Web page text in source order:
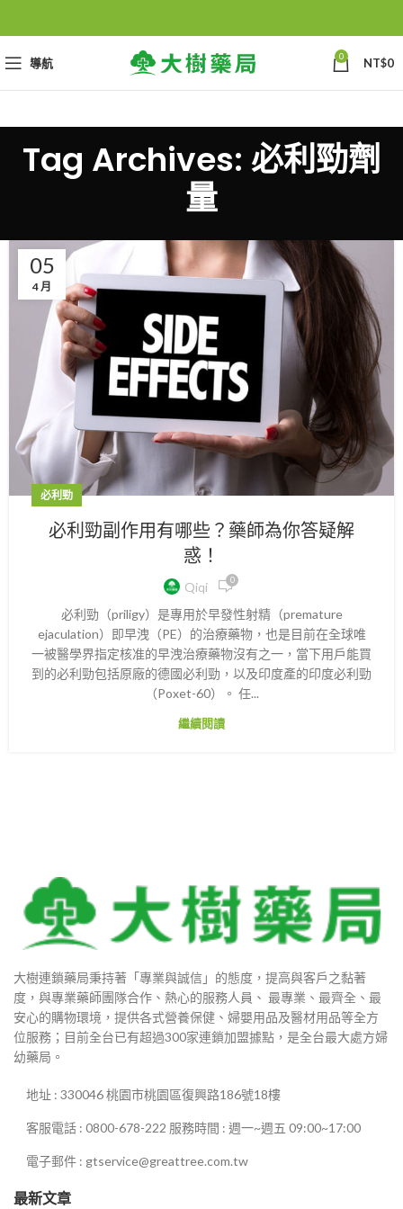
導航 0 NT$0
Tag Archives: 必利勁劑
量
05
4 月
必利勁
必利勁副作用有哪些？藥師為你答疑解
惑！
Qiqi 0
必利勁（priligy）是專用於早發性射精（premature
ejaculation）即早洩（PE）的治療藥物，也是目前在全球唯
一被醫學界指定核准的早洩治療藥物沒有之一，當下用戶能買
到的必利勁包括原廠的德國必利勁，以及印度產的印度必利勁
（Poxet-60）。 任...
繼續閱讀
大樹連鎖藥局秉持著「專業與誠信」的態度，提高與客戶之黏著
度，與專業藥師團隊合作、熱心的服務人員、 最專業、最齊全、最
安心的購物環境，提供各式營養保健、婦嬰用品及醫材用品等全方
位服務；目前全台已有超過300家連鎖加盟據點，是全台最大處方婦
幼藥局。
地址 : 330046 桃園市桃園區復興路186號18樓
客服電話 : 0800-678-222 服務時間 : 週一~週五 09:00~17:00
電子郵件 : gtservice@greattree.com.tw
最新文章